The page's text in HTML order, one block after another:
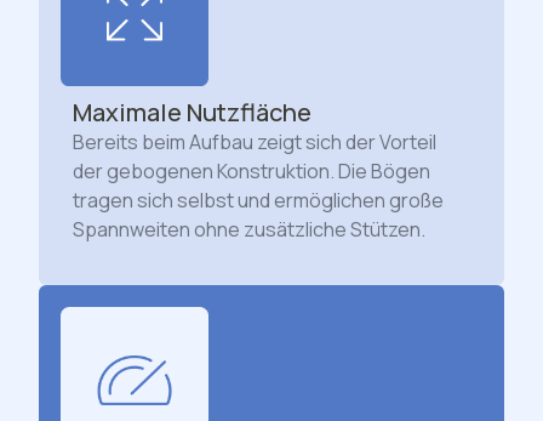
Maximale Nutzfläche
Bereits beim Aufbau zeigt sich der Vorteil
der gebogenen Konstruktion. Die Bögen
tragen sich selbst und ermöglichen große
Spannweiten ohne zusätzliche Stützen.